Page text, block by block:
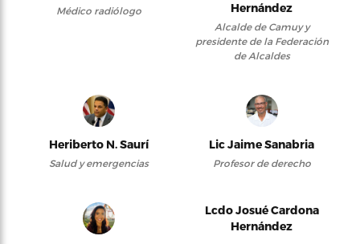
Médico radiólogo
Hernández
Alcalde de Camuy y
presidente de la Federación
de Alcaldes
Heriberto N. Saurí
Salud y emergencias
Lic Jaime Sanabria
Profesor de derecho
Lcdo Josué Cardona
Hernández